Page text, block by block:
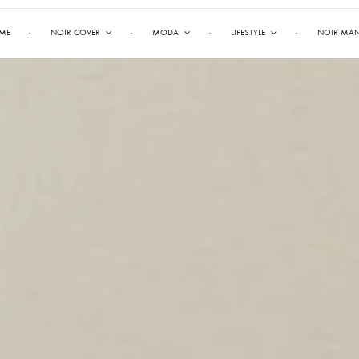
NOIR COVER MODA LIFESTYLE NOIR